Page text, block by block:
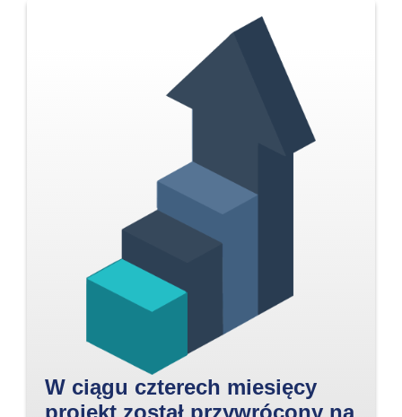
W ciągu czterech miesięcy
projekt został przywrócony na